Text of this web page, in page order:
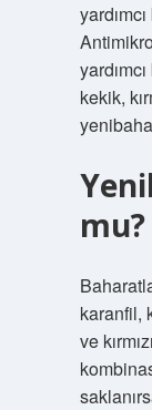
kekik,
mu?
karanfil,
ve